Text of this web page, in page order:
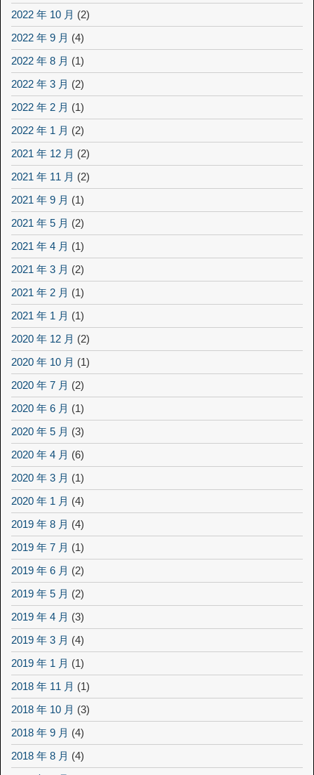
2022 年 10 月 (2)
2022 年 9 月 (4)
2022 年 8 月 (1)
2022 年 3 月 (2)
2022 年 2 月 (1)
2022 年 1 月 (2)
2021 年 12 月 (2)
2021 年 11 月 (2)
2021 年 9 月 (1)
2021 年 5 月 (2)
2021 年 4 月 (1)
2021 年 3 月 (2)
2021 年 2 月 (1)
2021 年 1 月 (1)
2020 年 12 月 (2)
2020 年 10 月 (1)
2020 年 7 月 (2)
2020 年 6 月 (1)
2020 年 5 月 (3)
2020 年 4 月 (6)
2020 年 3 月 (1)
2020 年 1 月 (4)
2019 年 8 月 (4)
2019 年 7 月 (1)
2019 年 6 月 (2)
2019 年 5 月 (2)
2019 年 4 月 (3)
2019 年 3 月 (4)
2019 年 1 月 (1)
2018 年 11 月 (1)
2018 年 10 月 (3)
2018 年 9 月 (4)
2018 年 8 月 (4)